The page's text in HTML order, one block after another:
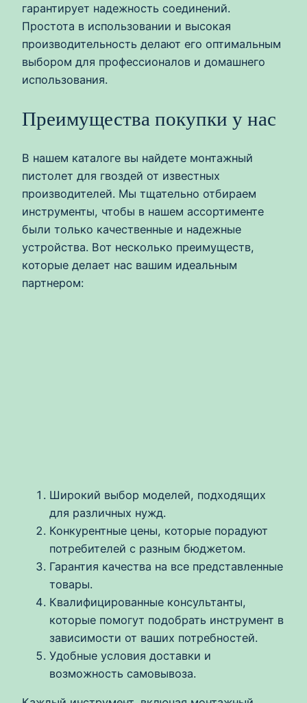
гарантирует надежность соединений.
Простота в использовании и высокая
производительность делают его оптимальным
выбором для профессионалов и домашнего
использования.
Преимущества покупки у нас
В нашем каталоге вы найдете монтажный
пистолет для гвоздей от известных
производителей. Мы тщательно отбираем
инструменты, чтобы в нашем ассортименте
были только качественные и надежные
устройства. Вот несколько преимуществ,
которые делает нас вашим идеальным
партнером:
Широкий выбор моделей, подходящих
для различных нужд.
Конкурентные цены, которые порадуют
потребителей с разным бюджетом.
Гарантия качества на все представленные
товары.
Квалифицированные консультанты,
которые помогут подобрать инструмент в
зависимости от ваших потребностей.
Удобные условия доставки и
возможность самовывоза.